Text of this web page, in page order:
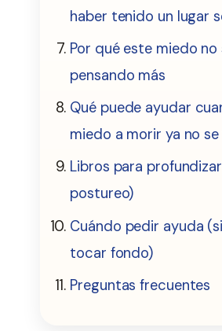
haber tenido un lugar
Por qué este miedo no
pensando más
Qué puede ayudar
miedo a morir ya no se
Libros para
postureo)
Cuándo pedir ayuda
tocar fondo)
Preguntas frecuentes